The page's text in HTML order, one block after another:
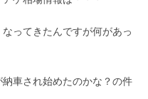
ってきたんですが何があっ
納車され始めたのかな？の件